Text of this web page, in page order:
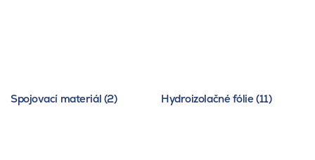
Spojovací materiál (2) Hydroizolačné fólie (11)